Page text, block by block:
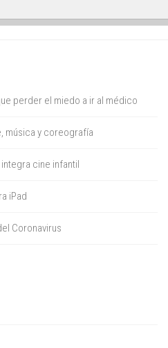
perder el miedo a ir al médico
música y coreografía
cine infantil
iPad
Coronavirus